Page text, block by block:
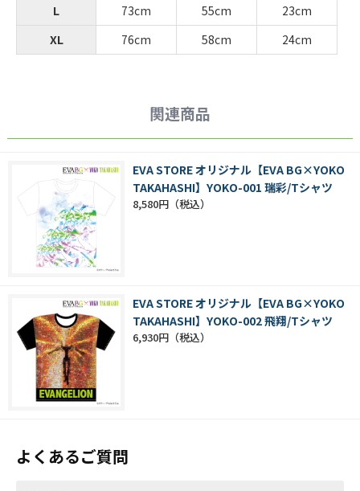
L
73cm 55cm
23cm
XL
76cm 58cm 24cm
関連商品
EVA STORE オリジナル【EVA BG×YOKO
TAKAHASHI】YOKO-001 瑞彩/Tシャツ
8,580円
EVA STORE オリジナル【EVA BG×YOKO
TAKAHASHI】YOKO-002 飛翔/Tシャツ
6,930円
よくあるご質問